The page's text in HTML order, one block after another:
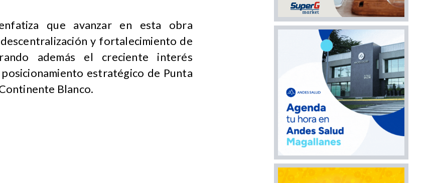
que avanzar en esta obra
y fortalecimiento de
además el creciente interés
estratégico de Punta
Blanco.